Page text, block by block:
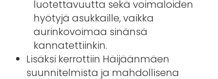
luotettavuutta sekä voimaloiden
hyötyjä asukkaille, vaikka
aurinkovoimaa sinänsä
kannatettiinkin.
Lisäksi kerrottiin Häijäänmäen
suunnitelmista ja mahdollisena